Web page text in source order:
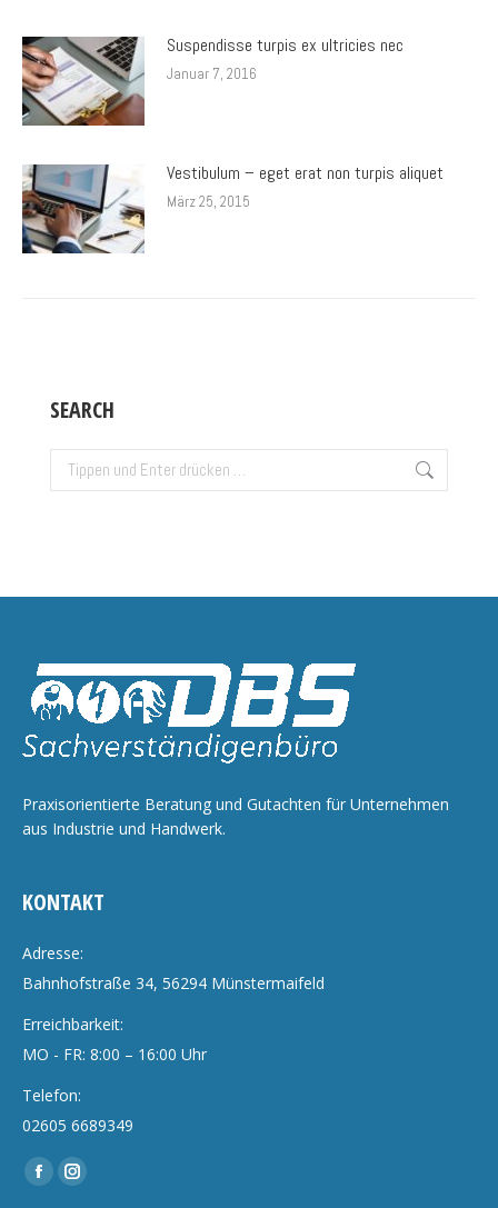
Suspendisse turpis ex ultricies nec
Januar 7, 2016
Vestibulum – eget erat non turpis aliquet
März 25, 2015
SEARCH
Search:
Praxisorientierte Beratung und Gutachten für Unternehmen
aus Industrie und Handwerk.
KONTAKT
Adresse:
Bahnhofstraße 34, 56294 Münstermaifeld
Erreichbarkeit:
MO - FR: 8:00 – 16:00 Uhr
Telefon:
02605 6689349
Finden Sie uns auf:
FacebookInstagram